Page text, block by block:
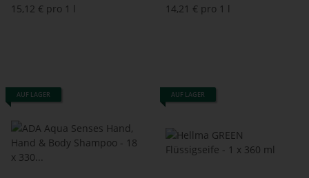
15,12 € pro 1 l
14,21 € pro 1 l
AUF LAGER AUF LAGER